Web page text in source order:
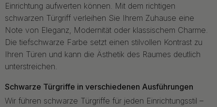
Einrichtung aufwerten können. Mit dem richtigen
schwarzen Türgriff verleihen Sie Ihrem Zuhause eine
Note von Eleganz, Modernität oder klassischem Charme.
Die tiefschwarze Farbe setzt einen stilvollen Kontrast zu
Ihren Türen und kann die Ästhetik des Raumes deutlich
unterstreichen.
Schwarze Türgriffe in verschiedenen Ausführungen
Wir führen schwarze Türgriffe für jeden Einrichtungsstil –